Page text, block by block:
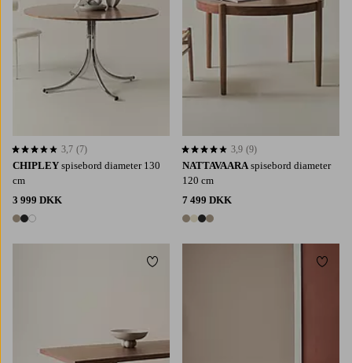
CHIPLEY spisebord diameter 130
cm
3 999 DKK
3 farver
3,7 baseret på 7 bedømmelser
3,7 (7)
NATTAVAARA spisebord diameter
120 cm
7 499 DKK
4 farver
3,9 baseret på 9 bedømmelser
3,9 (9)
Tilføj til favoritter Tilføj